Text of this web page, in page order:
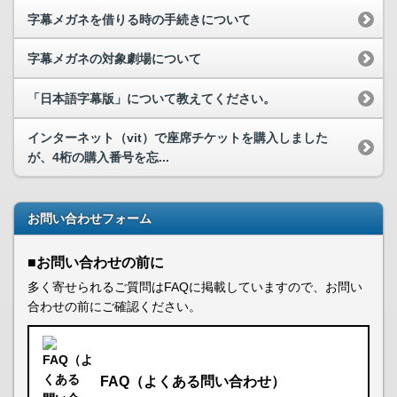
字幕メガネを借りる時の手続きについて
字幕メガネの対象劇場について
「日本語字幕版」について教えてください。
インターネット（vit）で座席チケットを購入しました
が、4桁の購入番号を忘...
お問い合わせフォーム
■お問い合わせの前に
多く寄せられるご質問はFAQに掲載していますので、お問い
合わせの前にご確認ください。
FAQ（よくある問い合わせ）